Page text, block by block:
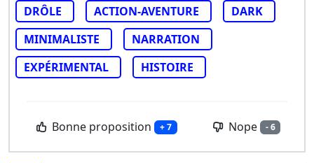
DRÔLE ACTION-AVENTURE
DARK
MINIMALISTE
NARRATION
EXPÉRIMENTAL
HISTOIRE
Bonne proposition + 7 Nope - 6